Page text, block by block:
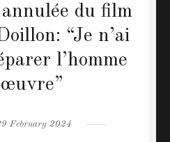
du film
“Je n’ai
l’homme
February 2024